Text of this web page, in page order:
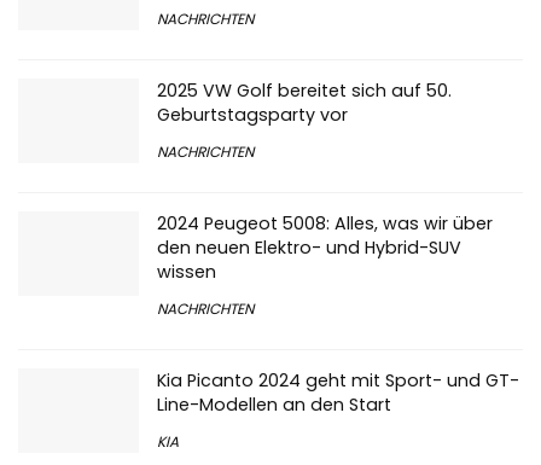
Geburtstagsparty vor
den neuen Elektro- und Hybrid-SUV
wissen
Line-Modellen an den Start